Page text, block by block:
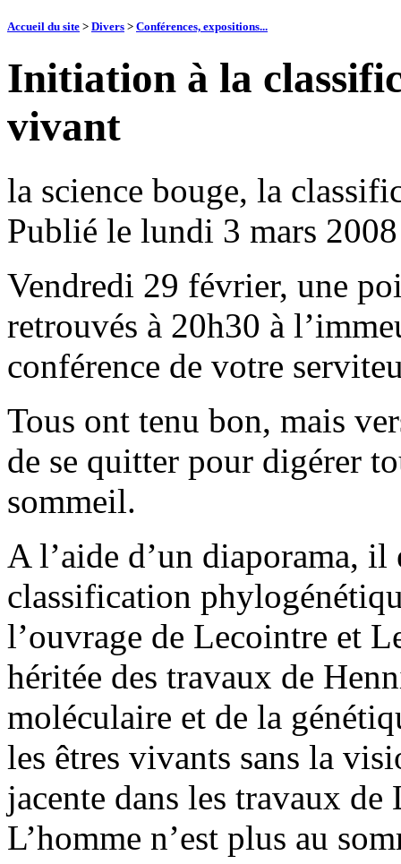
Accueil du site > Divers > Conférences, expositions...
Initiation à la
vivant
la science bouge, la
Publié le lundi 3 mars 2008
Vendredi 29 février, une
retrouvés à 20h30 à
conférence de votre
Tous ont tenu bon, mais
de se quitter pour digérer
sommeil.
A l’aide d’un diaporama,
classification
l’ouvrage de Lecointre et
héritée des travaux de
moléculaire et de la
les êtres vivants sans la
jacente dans les travaux de
L’homme n’est plus au